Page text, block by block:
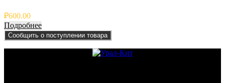
₽600.00
Подробнее
Сообщить о поступлении товара